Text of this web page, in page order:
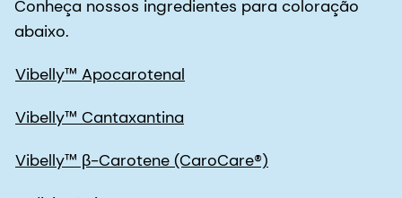
Vibelly™ β-Carotene (CaroCare®)
redivivo® Licopeno
Vibelly™ β-Carotene